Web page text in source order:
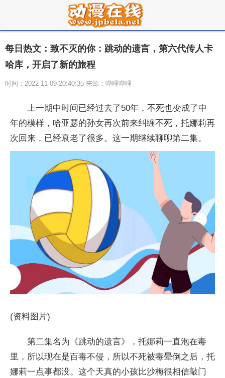
每日热文：致不灭的你：跳动的遗言，第六代传人卡
哈库，开启了新的旅程
时间：2022-11-09 20:40:35 来源：哔哩哔哩
上一期中时间已经过去了50年，不死也变成了中
年的模样，哈亚瑟的孙女再次前来纠缠不死，托娜莉再
次回来，已经衰老了很多。这一期继续聊聊第二集。
(资料图片)
第二集名为《跳动的遗言》，托娜莉一直泡在毒
里，所以现在是百毒不侵，所以不死被毒晕倒之后，托
娜莉一点事都没。这个天真的小孩比沙梅很相信敲门